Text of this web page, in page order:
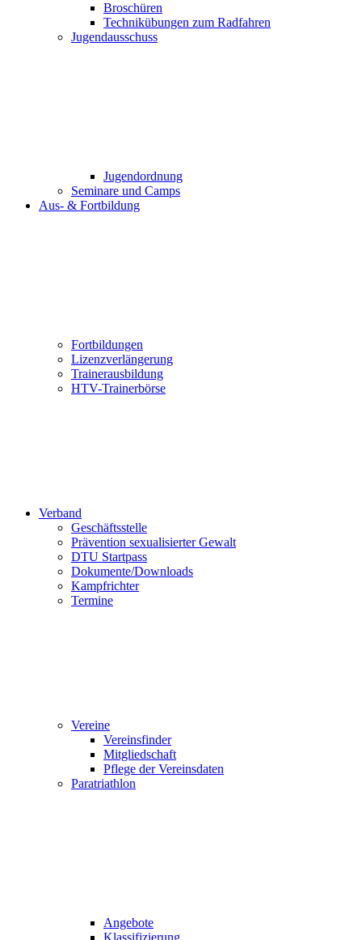
Broschüren
Technikübungen zum Radfahren
Jugendausschuss
Jugendordnung
Seminare und Camps
Aus- & Fortbildung
Fortbildungen
Lizenzverlängerung
Trainerausbildung
HTV-Trainerbörse
Verband
Geschäftsstelle
Prävention sexualisierter Gewalt
DTU Startpass
Dokumente/Downloads
Kampfrichter
Termine
Vereine
Vereinsfinder
Mitgliedschaft
Pflege der Vereinsdaten
Paratriathlon
Angebote
Klassifizierung